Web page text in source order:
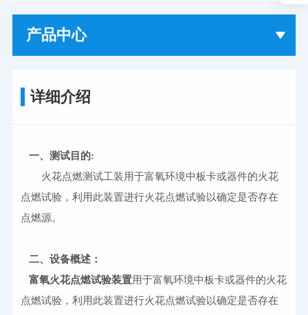
产品中心
详细介绍
一、测试目的:
火花点燃测试工装用于富氧环境中板卡或器件的火花
点燃试验，利用此装置进行火花点燃试验以确定是否存在
点燃源。
二、设备概述：
富氧火花点燃试验装置用于富氧环境中板卡或器件的火花
点燃试验，利用此装置进行火花点燃试验以确定是否存在